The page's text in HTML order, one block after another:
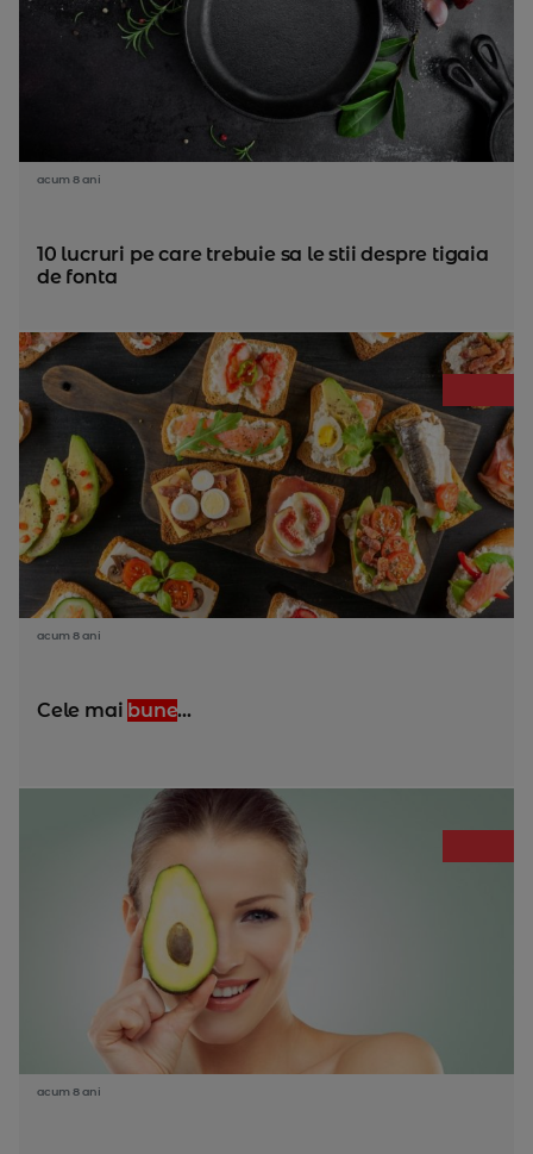
acum 8 ani
10 lucruri pe care trebuie sa le stii despre tigaia
de fonta
acum 8 ani
Cele mai bune...
acum 8 ani